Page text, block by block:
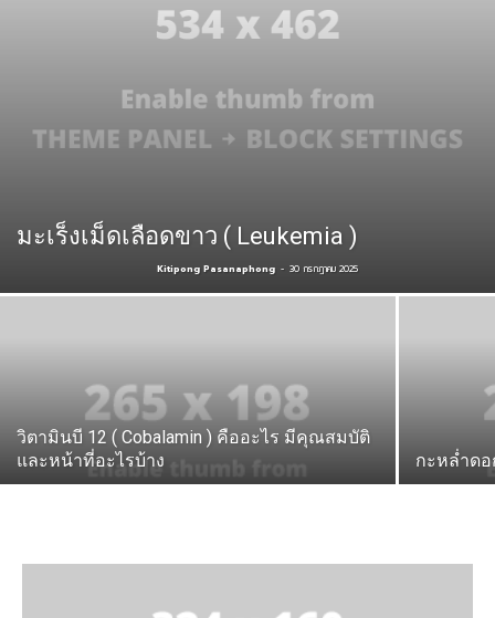
มะเร็งเม็ดเลือดขาว ( Leukemia )
Kitipong Pasanaphong - 30 กรกฎาคม 2025
วิตามินบี 12 ( Cobalamin ) คืออะไร มีคุณสมบัติ
และหน้าที่อะไรบ้าง
กะหล่ำดอ